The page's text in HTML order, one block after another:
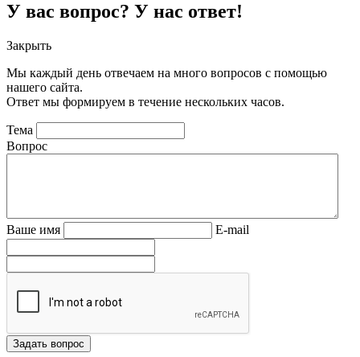
У вас вопрос? У нас ответ!
Закрыть
Мы каждый день отвечаем на много вопросов с помощью
нашего сайта.
Ответ мы формируем в течение нескольких часов.
Тема
Вопрос
Ваше имя E-mail